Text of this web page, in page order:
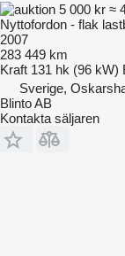
5 000 kr ≈
Nyttofordon - flak
2007
283 449 km
Kraft 131 hk (96 kW)
Sverige,
Blinto AB
Kontakta säljaren